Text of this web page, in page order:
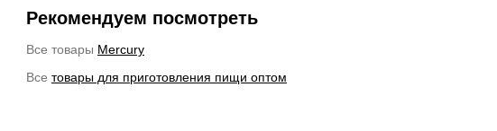
Рекомендуем посмотреть
Все товары Mercury
Все товары для приготовления пищи оптом